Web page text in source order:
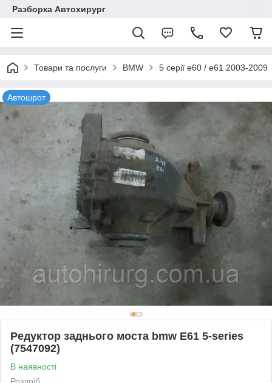
Разборка Автохирург
Товари та послуги BMW 5 серії e60 / e61 2003-2009
Автошрот
Редуктор заднього моста bmw E61 5-series
(7547092)
В наявності
Роздріб